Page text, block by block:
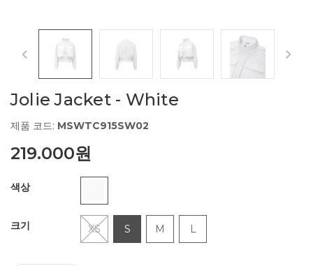
Jolie Jacket - White
제품 코드: MSWTC915SW02
219.000원
색상
크기 XS S M L